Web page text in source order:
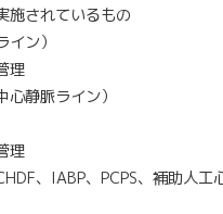
施されているもの
ン）
理
静脈ライン）
理
、IABP、PCPS、補助人工